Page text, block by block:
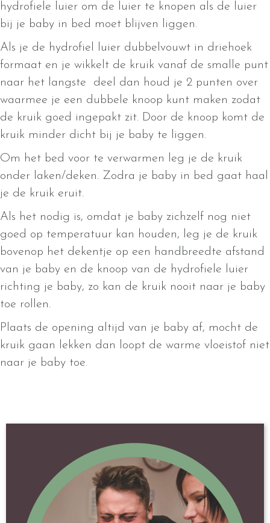
hydrofiele luier om de luier te knopen als de luier
bij je baby in bed moet blijven liggen.
Als je de hydrofiel luier dubbelvouwt in driehoek
formaat en je wikkelt de kruik vanaf de smalle punt
naar het langste deel dan houd je 2 punten over
waarmee je een dubbele knoop kunt maken zodat
de kruik goed ingepakt zit. Door de knoop komt de
kruik minder dicht bij je baby te liggen.
Om het bed voor te verwarmen leg je de kruik
onder laken/deken. Zodra je baby in bed gaat haal
je de kruik eruit.
Als het nodig is, omdat je baby zichzelf nog niet
goed op temperatuur kan houden, leg je de kruik
bovenop het dekentje op een handbreedte afstand
van je baby en de knoop van de hydrofiele luier
richting je baby, zo kan de kruik nooit naar je baby
toe rollen.
Plaats de opening altijd van je baby af, mocht de
kruik gaan lekken dan loopt de warme vloeistof niet
naar je baby toe.